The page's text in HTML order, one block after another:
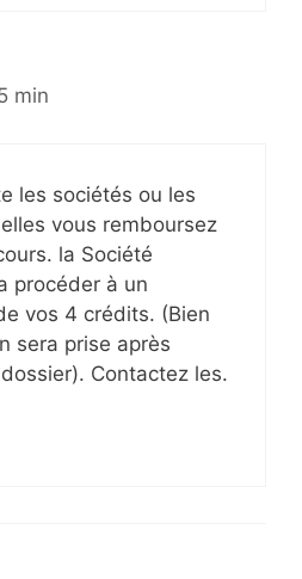
min
les sociétés ou les
vous remboursez
la Société
procéder à un
vos 4 crédits. (Bien
sera prise après
Contactez les.